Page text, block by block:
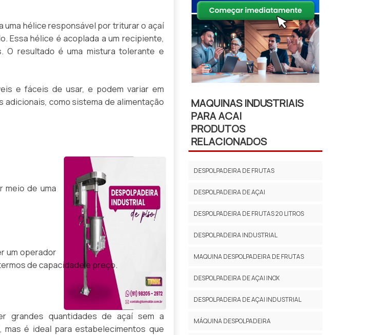
uma hélice responsável por triturar o açaí
Essa hélice é acoplada a um recipiente,
O resultado é uma mistura tolerante e
​​e fáceis de usar, e podem variar em
adicionais, como sistema de alimentação
meio de uma
um operador
de capacidade e preço.
grandes quantidades de açaí sem a
é ideal para estabelecimentos que
MAQUINAS INDUSTRIAIS
PARA ACAI
PRODUTOS
RELACIONADOS
DESPOLPADEIRA DE FRUTAS
DESPOLPADEIRA DE AÇAI
DESPOLPADEIRA DE FRUTAS 20 LITROS
DESPOLPADEIRA INDUSTRIAL
MAQUINA DESPOLPADEIRA DE FRUTAS
DESPOLPADEIRA DE AÇAI INOX
DESPOLPADEIRA DE AÇAI INDUSTRIAL
MÁQUINA DESPOLPADEIRA